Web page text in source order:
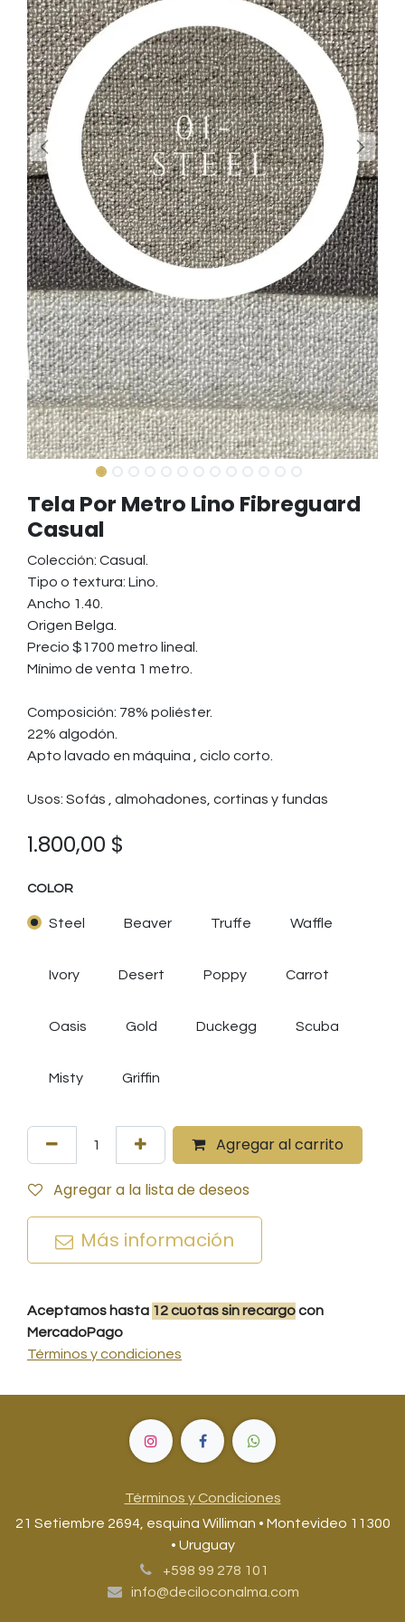
Tela Por Metro Lino Fibreguard
Casual
Colección: Casual.
Tipo o textura: Lino.
Ancho 1.40.
Origen Belga.
Precio $1700 metro lineal.
Mínimo de venta 1 metro.
Composición: 78% poliéster.
22% algodón.
Apto lavado en máquina , ciclo corto.
Usos: Sofás , almohadones, cortinas y fundas
1.800,00 $
COLOR
Steel Beaver Truffe Waffle
Ivory Desert Poppy Carrot
Oasis Gold Duckegg Scuba
Misty Griffin
Agregar al carrito
Agregar a la lista de deseos
Más información
Aceptamos hasta 12cuotassin recargocon
MercadoPago
Términos y condiciones
Términos y Condiciones
21 Setiembre 2694, esquina Williman • Montevideo 11300
• Uruguay
+598 99 278 101
info@deciloconalma.com